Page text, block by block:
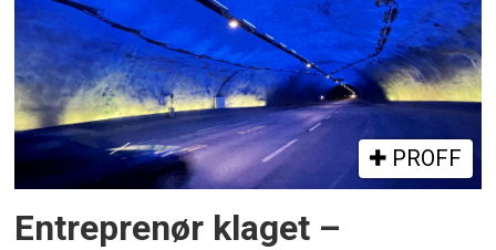
PROFF
Entreprenør klaget –